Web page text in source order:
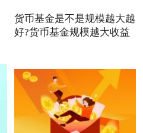
货币基金是不是规模越大越
好?货币基金规模越大收益